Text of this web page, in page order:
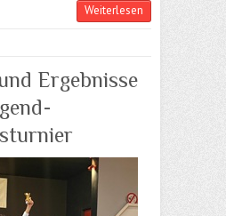
Weiterlesen
Ergebnisse